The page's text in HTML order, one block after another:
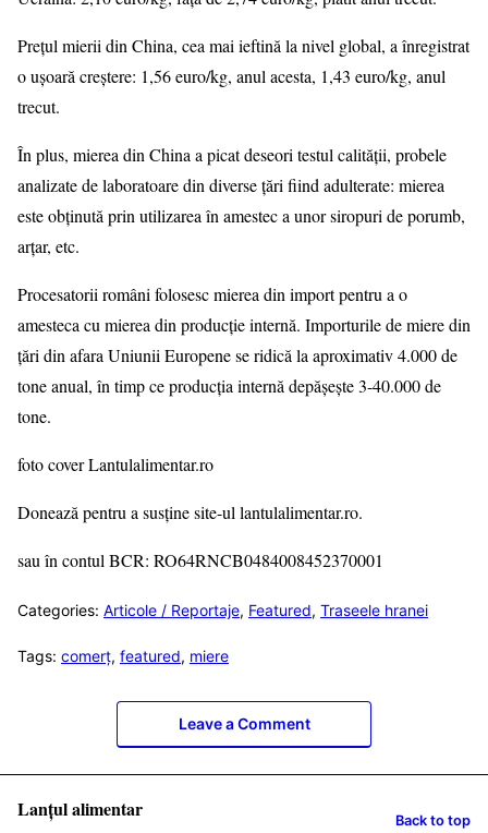
Prețul mierii din China, cea mai ieftină la nivel global, a înregistrat
o ușoară creștere: 1,56 euro/kg, anul acesta, 1,43 euro/kg, anul
trecut.
În plus, mierea din China a picat deseori testul calității, probele
analizate de laboratoare din diverse țări fiind adulterate: mierea
este obținută prin utilizarea în amestec a unor siropuri de porumb,
arțar, etc.
Procesatorii români folosesc mierea din import pentru a o
amesteca cu mierea din producție internă. Importurile de miere din
țări din afara Uniunii Europene se ridică la aproximativ 4.000 de
tone anual, în timp ce producția internă depășește 3-40.000 de
tone.
foto cover Lantulalimentar.ro
Donează pentru a susține site-ul lantulalimentar.ro.
sau în contul BCR: RO64RNCB0484008452370001
Categories: Articole / Reportaje, Featured, Traseele hranei
Tags: comerț, featured, miere
Leave a Comment
Lanțul alimentar Back to top